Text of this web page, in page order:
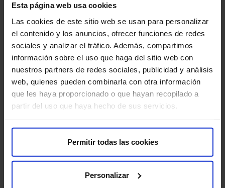
Esta página web usa cookies
Las cookies de este sitio web se usan para personalizar
el contenido y los anuncios, ofrecer funciones de redes
sociales y analizar el tráfico. Además, compartimos
información sobre el uso que haga del sitio web con
nuestros partners de redes sociales, publicidad y análisis
web, quienes pueden combinarla con otra información
que les haya proporcionado o que hayan recopilado a
partir del uso que haya hecho de sus servicios.
Permitir todas las cookies
Personalizar
Trabaja con nosotros​
Rincón del accionista​
Más HM Hospitales
Fundación HM​
Centro Universitario CUHMED​
Instituto HM Hospitales​
Intranet HM Hospitales​
HM CIEC​